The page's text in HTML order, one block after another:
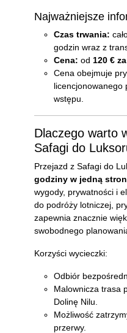
Najważniejsze
Czas trwania:
godzin wraz z
Cena: od 120 €
Cena obejmuje
licencjonowanego
wstępu.
Dlaczego warto
Safagi do
Przejazd z Safagi do
godziny w jedną
wygody, prywatności i
do podróży lotniczej,
zapewnia znacznie
swobodnego
Korzyści wycieczki:
Odbiór
Malownicza trasa
Dolinę Nilu.
Możliwość
przerwy.